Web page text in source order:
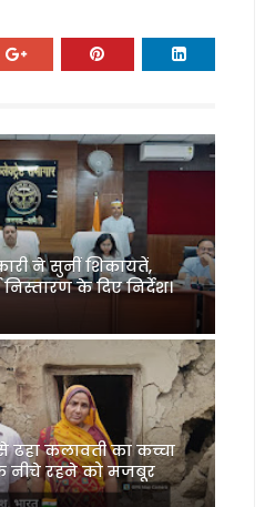
ने सुनीं शिकायतें,
के दिए निर्देश।
ढहा कलावती का कच्चा
रहने को मजबूर